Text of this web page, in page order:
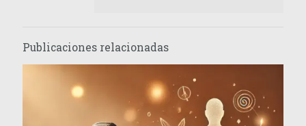
Publicaciones relacionadas